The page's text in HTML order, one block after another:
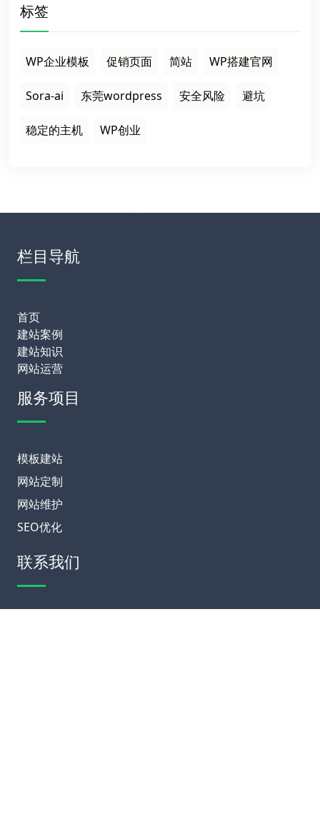
标签
WP企业模板 促销页面 简站 WP搭建官网
Sora-ai 东莞wordpress 安全风险 避坑
稳定的主机 WP创业
栏目导航
首页
建站案例
建站知识
网站运营
服务项目
模板建站
网站定制
网站维护
SEO优化
联系我们